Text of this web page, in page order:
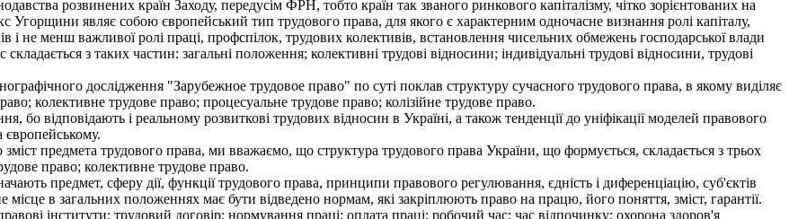
розвинених країн Заходу, передусім ФРН, тобто країн так званого ринкового капіталізму, чітко зорієнтованих на
Угорщини являє собою європейський тип трудового права, для якого є характерним одночасне визнання ролі капіталу,
і не менш важливої ролі праці, профспілок, трудових колективів, встановлення чисельних обмежень господарської влади
з таких частин: загальні положення; колективні трудові відносини; індивідуальні трудові відносини, трудові
дослідження "Зарубежное трудовое право" по суті поклав структуру сучасного трудового права, в якому виділяє
колективне трудове право; процесуальне трудове право; колізійне трудове право.
бо відповідають і реальному розвиткові трудових відносин в Україні, а також тенденції до уніфікації моделей правового
предмета трудового права, ми вважаємо, що структура трудового права України, що формується, складається з трьох
право; колективне трудове право.
предмет, сферу дії, функції трудового права, принципи правового регулювання, єдність і диференціацію, суб'єктів
в загальних положеннях має бути відведено нормам, які закріплюють право на працю, його поняття, зміст, гарантії.
інститути: трудовий договір; нормування праці; оплата праці; робочий час; час відпочинку; охорона здоров'я